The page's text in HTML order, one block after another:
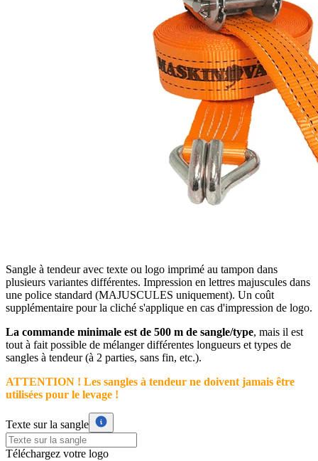
Sangle à tendeur avec texte ou logo imprimé au tampon dans
plusieurs variantes différentes. Impression en lettres majuscules dans
une police standard (MAJUSCULES uniquement). Un coût
supplémentaire pour la cliché s'applique en cas d'impression de logo.
La commande minimale est de 500 m de sangle/type, mais il est
tout à fait possible de mélanger différentes longueurs et types de
sangles à tendeur (à 2 parties, sans fin, etc.).
ATTENTION ! Les sangles à tendeur ne doivent jamais être
utilisées pour le levage !
Texte sur la sangle
Téléchargez votre logo